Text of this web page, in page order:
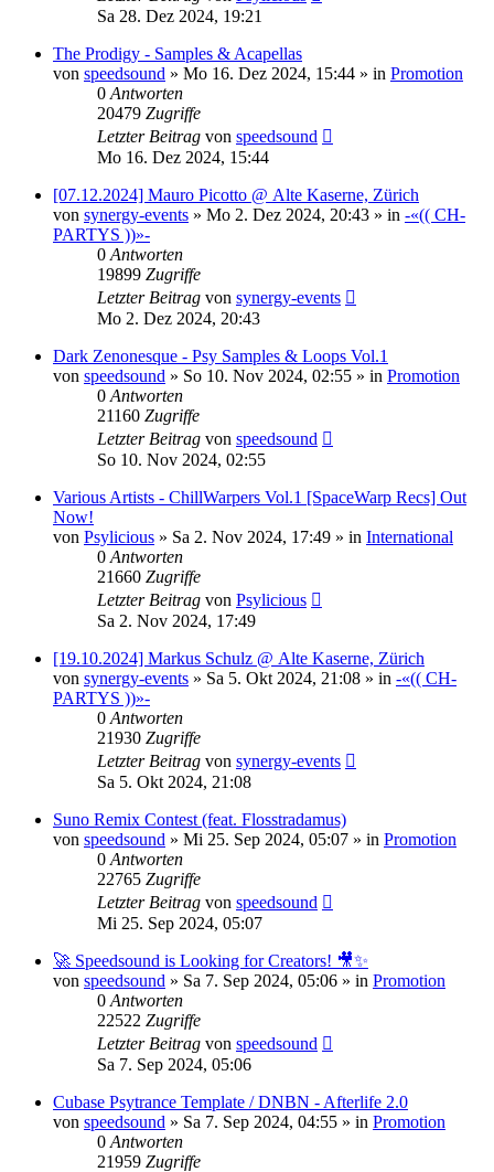
Sa 28. Dez 2024, 19:21
The Prodigy - Samples & Acapellas
von speedsound » Mo 16. Dez 2024, 15:44 » in Promotion
0 Antworten
20479 Zugriffe
Letzter Beitrag von speedsound
Mo 16. Dez 2024, 15:44
[07.12.2024] Mauro Picotto @ Alte Kaserne, Zürich
von synergy-events » Mo 2. Dez 2024, 20:43 » in -«(( CH-
PARTYS ))»-
0 Antworten
19899 Zugriffe
Letzter Beitrag von synergy-events
Mo 2. Dez 2024, 20:43
Dark Zenonesque - Psy Samples & Loops Vol.1
von speedsound » So 10. Nov 2024, 02:55 » in Promotion
0 Antworten
21160 Zugriffe
Letzter Beitrag von speedsound
So 10. Nov 2024, 02:55
Various Artists - ChillWarpers Vol.1 [SpaceWarp Recs] Out
Now!
von Psylicious » Sa 2. Nov 2024, 17:49 » in International
0 Antworten
21660 Zugriffe
Letzter Beitrag von Psylicious
Sa 2. Nov 2024, 17:49
[19.10.2024] Markus Schulz @ Alte Kaserne, Zürich
von synergy-events » Sa 5. Okt 2024, 21:08 » in -«(( CH-
PARTYS ))»-
0 Antworten
21930 Zugriffe
Letzter Beitrag von synergy-events
Sa 5. Okt 2024, 21:08
Suno Remix Contest (feat. Flosstradamus)
von speedsound » Mi 25. Sep 2024, 05:07 » in Promotion
0 Antworten
22765 Zugriffe
Letzter Beitrag von speedsound
Mi 25. Sep 2024, 05:07
🚀 Speedsound is Looking for Creators! 🎥✨
von speedsound » Sa 7. Sep 2024, 05:06 » in Promotion
0 Antworten
22522 Zugriffe
Letzter Beitrag von speedsound
Sa 7. Sep 2024, 05:06
Cubase Psytrance Template / DNBN - Afterlife 2.0
von speedsound » Sa 7. Sep 2024, 04:55 » in Promotion
0 Antworten
21959 Zugriffe